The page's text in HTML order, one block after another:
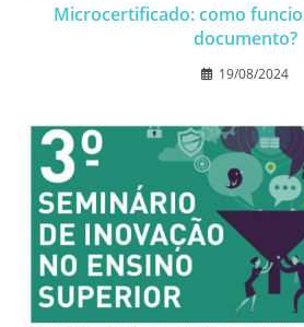
Microcertificado: como
documento?
19/08/2024